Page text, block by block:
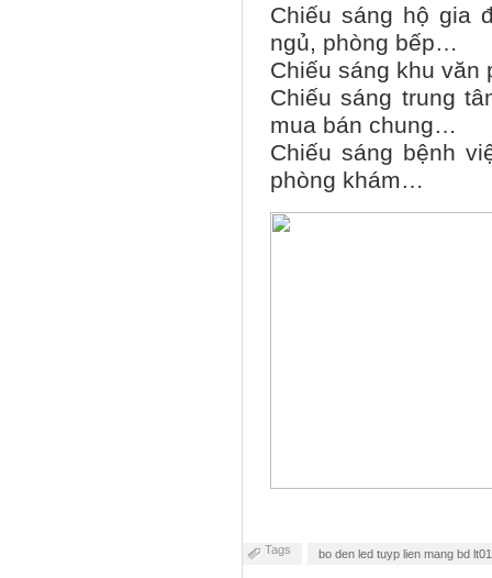
Chiếu sáng hộ gia
ngủ, phòng bếp…
Chiếu sáng khu
Chiếu sáng trung
mua bán chung…
Chiếu sáng bệnh
phòng khám…
Tags bo den led tuyp lien mang bd